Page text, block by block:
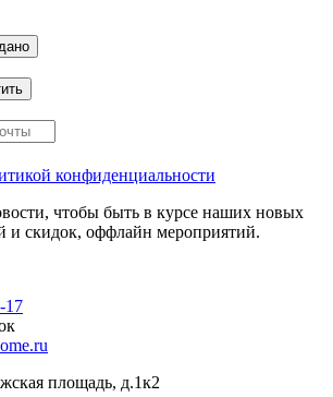
конфиденциальности
чтобы быть в курсе наших новых
и скидок, оффлайн мероприятий.
17
площадь, д.1к2